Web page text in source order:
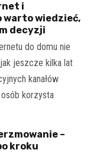
i
warto wiedzieć,
decyzji
do domu nie
jeszcze kilka lat
kanałów
korzysta
–
kroku